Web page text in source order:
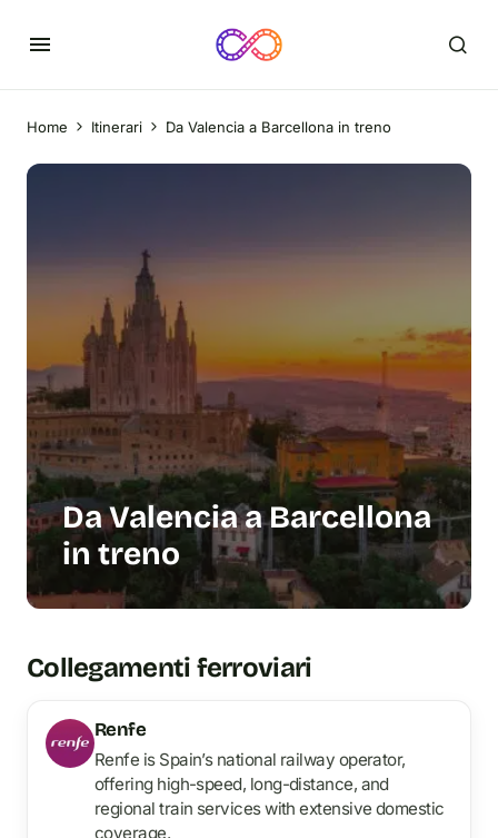
Home Itinerari Da Valencia a Barcellona in treno
Da Valencia a Barcellona
in treno
Collegamenti ferroviari
Renfe
Renfe is Spain’s national railway operator,
offering high-speed, long-distance, and
regional train services with extensive domestic
coverage.